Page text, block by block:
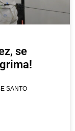
se
SANTO